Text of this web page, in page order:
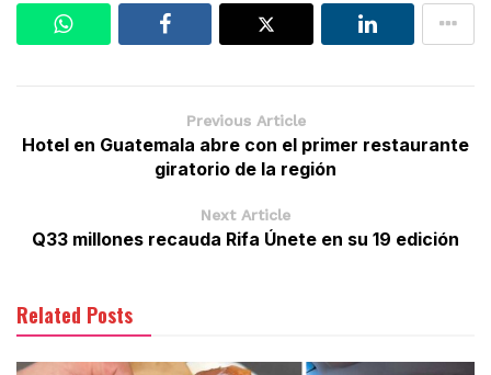
Previous Article
Hotel en Guatemala abre con el primer restaurante
giratorio de la región
Next Article
Q33 millones recauda Rifa Únete en su 19 edición
Related Posts